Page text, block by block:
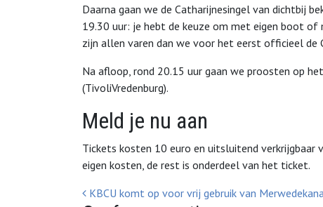
Daarna gaan we de Catharijnesingel van dichtbij
19.30 uur: je hebt de keuze om met eigen boot
zijn allen varen dan we voor het eerst officieel de
Na afloop, rond 20.15 uur gaan we proosten op
(TivoliVredenburg).
Meld je nu aan
Tickets kosten 10 euro en uitsluitend verkrijgbaar
eigen kosten, de rest is onderdeel van het ticket.
Bericht Navigatie
KBCU komt op voor vrij gebruik van